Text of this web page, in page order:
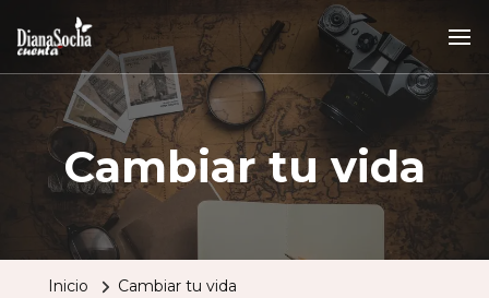
Cambiar tu vida
Inicio Cambiar tu vida